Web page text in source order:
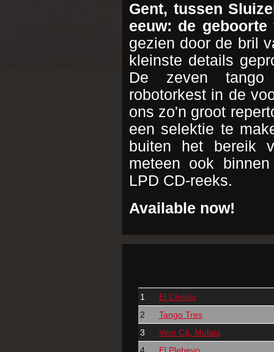
Gent, tussen
eeuw: de geboorte
gezien door de bril
kleinste details
De zeven tango
robotorkest in de
ons zo'n groot
een selektie te
buiten het bereik
meteen ook
LPD CD-reeks.
Available now!
1
El Choclo
2
Tango Tres
3
Vem Cá, Mulata
4
El Plebeyo